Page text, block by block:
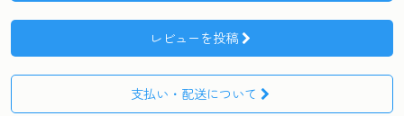
レビューを投稿
支払い・配送について